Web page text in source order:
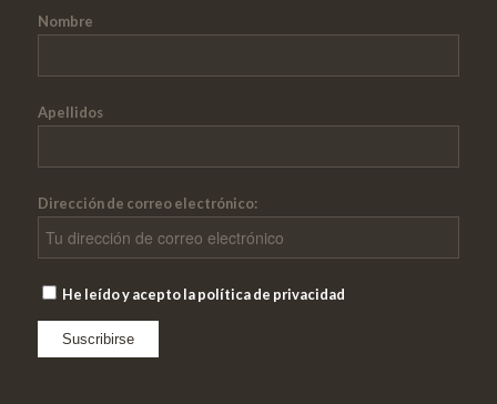
Nombre
Apellidos
Dirección de correo electrónico:
He leído y acepto la política de privacidad